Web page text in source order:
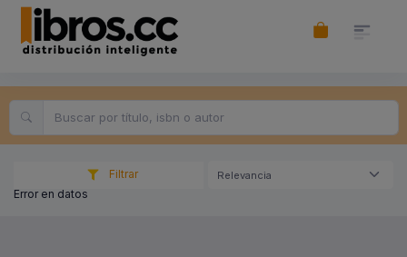
Filtrar Relevancia
Error en datos